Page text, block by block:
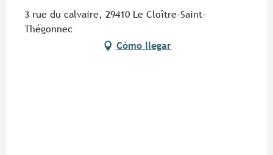
3 rue du calvaire, 29410 Le Cloître-Saint-
Thégonnec
Cómo llegar